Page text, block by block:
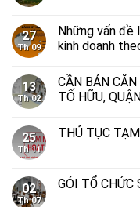
27
Th 09
Những vấn đề
kinh doanh
13
Th 02
CẦN BÁN
TỐ HỮU,
25
Th 11
THỦ TỤC
02
Th 07
GÓI TỔ CHỨC